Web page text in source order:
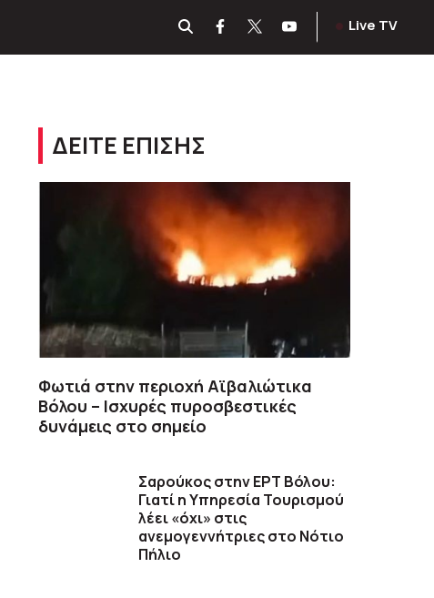
Live TV
ΔΕΙΤΕ ΕΠΙΣΗΣ
Φωτιά στην περιοχή Αϊβαλιώτικα
Βόλου – Ισχυρές πυροσβεστικές
δυνάμεις στο σημείο
Σαρούκος στην ΕΡΤ Βόλου:
Γιατί η Υπηρεσία Τουρισμού
λέει «όχι» στις
ανεμογεννήτριες στο Νότιο
Πήλιο